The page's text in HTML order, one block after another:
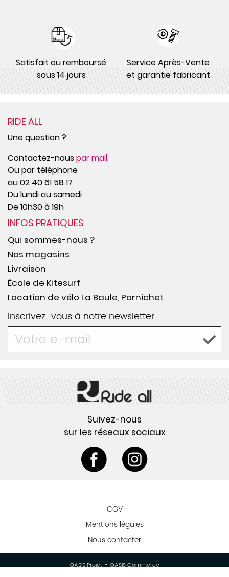
Satisfait ou remboursé
sous 14 jours
Service Après-Vente
et garantie fabricant
RIDE ALL
Une question ?
Contactez-nouspar mail
Ou par téléphone
au 02 40 61 58 17
Du lundi au samedi
De 10h30 à 19h
INFOS PRATIQUES
Qui sommes-nous ?
Nos magasins
Livraison
École de Kitesurf
Location de vélo La Baule, Pornichet
Inscrivez-vous à notre newsletter
Suivez-nous
sur les réseaux sociaux
CGV
Mentions légales
Nous contacter
OASIS Projet-OASIS Commerce